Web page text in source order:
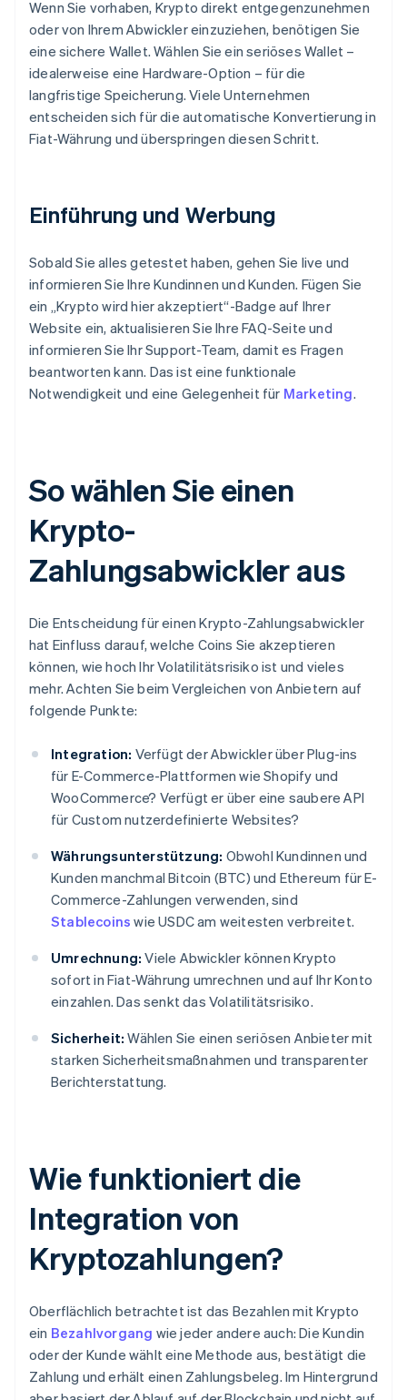
Wenn Sie vorhaben, Krypto direkt entgegenzunehmen
oder von Ihrem Abwickler einzuziehen, benötigen Sie
eine sichere Wallet. Wählen Sie ein seriöses Wallet –
idealerweise eine Hardware-Option – für die
langfristige Speicherung. Viele Unternehmen
entscheiden sich für die automatische Konvertierung in
Fiat-Währung und überspringen diesen Schritt.
Einführung und Werbung
Sobald Sie alles getestet haben, gehen Sie live und
informieren Sie Ihre Kundinnen und Kunden. Fügen Sie
ein „Krypto wird hier akzeptiert“-Badge auf Ihrer
Website ein, aktualisieren Sie Ihre FAQ-Seite und
informieren Sie Ihr Support-Team, damit es Fragen
beantworten kann. Das ist eine funktionale
Notwendigkeit und eine Gelegenheit für Marketing.
So wählen Sie einen
Krypto-
Zahlungsabwickler aus
Die Entscheidung für einen Krypto-Zahlungsabwickler
hat Einfluss darauf, welche Coins Sie akzeptieren
können, wie hoch Ihr Volatilitätsrisiko ist und vieles
mehr. Achten Sie beim Vergleichen von Anbietern auf
folgende Punkte:
Integration: Verfügt der Abwickler über Plug-ins
für E-Commerce-Plattformen wie Shopify und
WooCommerce? Verfügt er über eine saubere API
für Custom nutzerdefinierte Websites?
Währungsunterstützung: Obwohl Kundinnen und
Kunden manchmal Bitcoin (BTC) und Ethereum für E-
Commerce-Zahlungen verwenden, sind
Stablecoins wie USDC am weitesten verbreitet.
Umrechnung: Viele Abwickler können Krypto
sofort in Fiat-Währung umrechnen und auf Ihr Konto
einzahlen. Das senkt das Volatilitätsrisiko.
Sicherheit: Wählen Sie einen seriösen Anbieter mit
starken Sicherheitsmaßnahmen und transparenter
Berichterstattung.
Wie funktioniert die
Integration von
Kryptozahlungen?
Oberflächlich betrachtet ist das Bezahlen mit Krypto
ein Bezahlvorgang wie jeder andere auch: Die Kundin
oder der Kunde wählt eine Methode aus, bestätigt die
Zahlung und erhält einen Zahlungsbeleg. Im Hintergrund